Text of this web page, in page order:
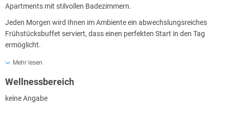
Apartments mit stilvollen Badezimmern.
Jeden Morgen wird Ihnen im Ambiente ein abwechslungsreiches
Frühstücksbuffet serviert, dass einen perfekten Start in den Tag
ermöglicht.
von 2,50 € pro Person und Tag.
Der Beitrag ist bei Anreise an der Rezeption bar zu bezahlen.
Mehr lesen
Wellnessbereich
keine Angabe